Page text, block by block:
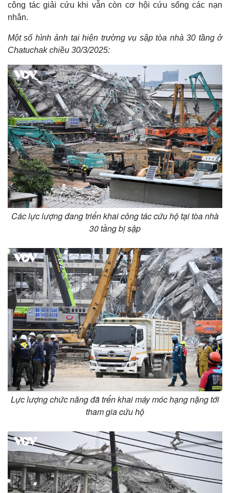
công tác giải cứu khi vẫn còn cơ hội cứu sống các nạn
nhân.
Một số hình ảnh tại hiện trường vụ sập tòa nhà 30 tầng ở
Chatuchak chiều 30/3/2025:
Các lực lượng đang triển khai công tác cứu hộ tại tòa nhà
30 tầng bị sập
Lực lượng chức năng đã trển khai máy móc hạng nặng tới
tham gia cứu hộ